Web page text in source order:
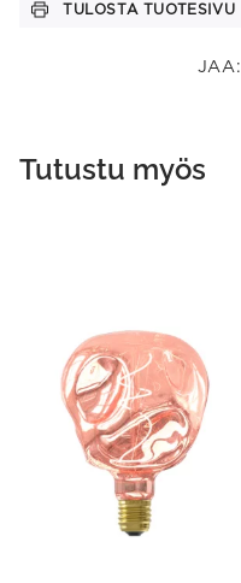
JAA:
TULOSTA TUOTESIVU
Tutustu myös